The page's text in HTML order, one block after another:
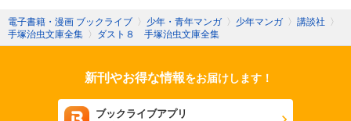
電子書籍・漫画 ブックライブ 〉 少年・青年マンガ 〉 少年マンガ 〉 講談社 〉
手塚治虫文庫全集 〉 ダスト８ 手塚治虫文庫全集
新刊やお得な情報をお届けします！
ブックライブアプリ